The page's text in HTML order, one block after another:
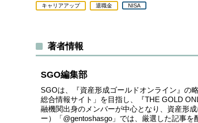
キャリアアップ 退職金 NISA
著者情報
SGO編集部
SGOは、『資産形成ゴールドオンライン』の
総合情報サイト」を目指し、『THE GOLD
融機関出身のメンバーが中心となり、資産形
ー）
「@gentoshasgo」 では、厳選した記事を